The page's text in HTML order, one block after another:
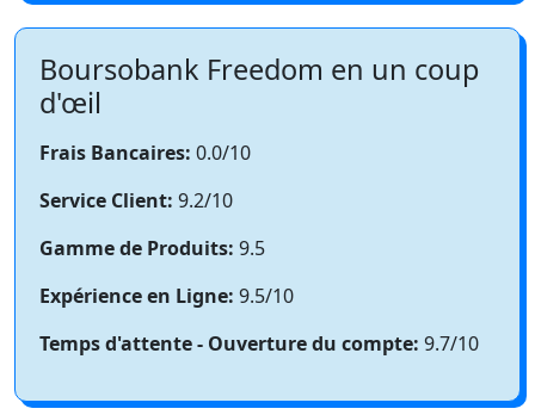
Boursobank Freedom en un coup
d'œil
Frais Bancaires: 0.0/10
Service Client: 9.2/10
Gamme de Produits: 9.5
Expérience en Ligne: 9.5/10
Temps d'attente - Ouverture du compte: 9.7/10